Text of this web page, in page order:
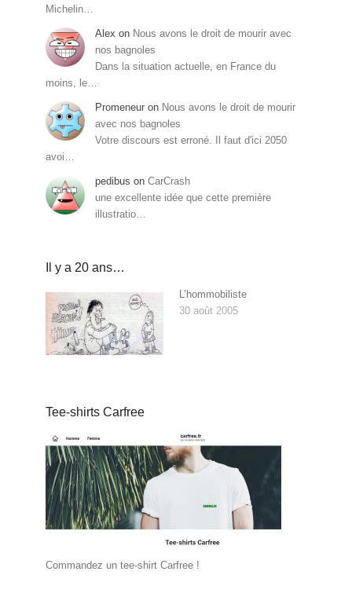
Michelin…
Alex on Nous avons le droit de mourir avec
nos bagnoles
Dans la situation actuelle, en France du
moins, le…
Promeneur on Nous avons le droit de mourir
avec nos bagnoles
Votre discours est erroné. Il faut d'ici 2050
avoi…
pedibus on CarCrash
une excellente idée que cette première
illustratio…
Il y a 20 ans…
L’hommobiliste
30 août 2005
Tee-shirts Carfree
Commandez un tee-shirt Carfree !